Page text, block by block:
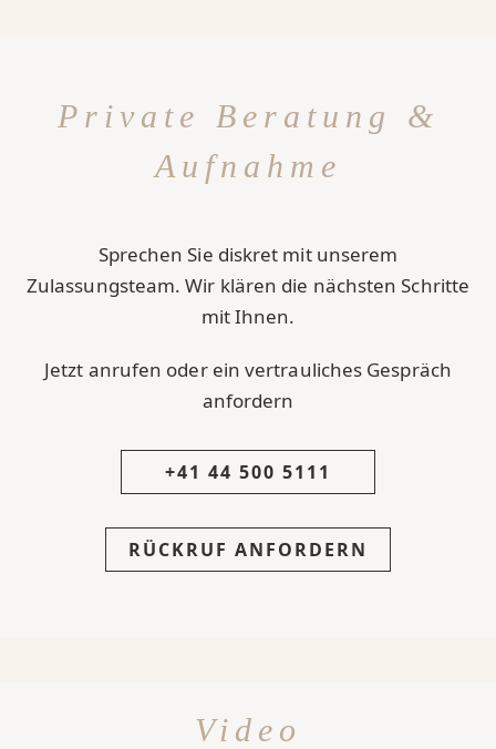
Private Beratung &
Aufnahme
Sprechen Sie diskret mit unserem
Zulassungsteam. Wir klären die nächsten Schritte
mit Ihnen.
Jetzt anrufen oder ein vertrauliches Gespräch
anfordern
+41 44 500 5111
RÜCKRUF ANFORDERN
Video